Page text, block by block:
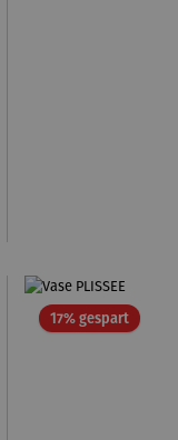
17% gespartRabatt